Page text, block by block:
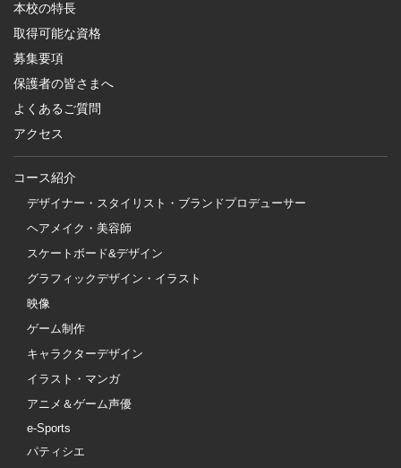
本校の特長
取得可能な資格
募集要項
保護者の皆さまへ
よくあるご質問
アクセス
コース紹介
デザイナー・スタイリスト・ブランドプロデューサー
ヘアメイク・美容師
スケートボード&デザイン
グラフィックデザイン・イラスト
映像
ゲーム制作
キャラクターデザイン
イラスト・マンガ
アニメ＆ゲーム声優
e-Sports
パティシエ